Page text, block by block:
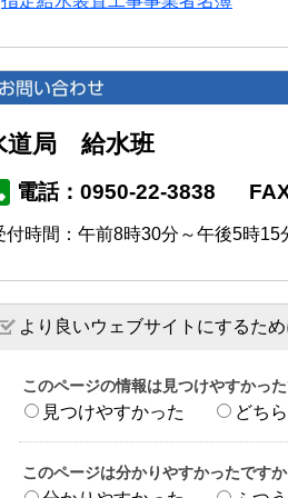
道局 給水班
電話：0950-22-3838
付時間：午前8時30分～午後5時15
より良いウェブサイトにするた
このページの情報は見つけやすかっ
見つけやすかった どち
このページは分かりやすかったですか